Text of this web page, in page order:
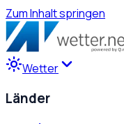
Zum Inhalt springen
Wetter
Länder